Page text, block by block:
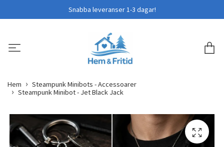
Snabba leveranser 1-3 dagar!
Hem
Steampunk Minibots - Accessoarer
Steampunk Minibot - Jet Black Jack